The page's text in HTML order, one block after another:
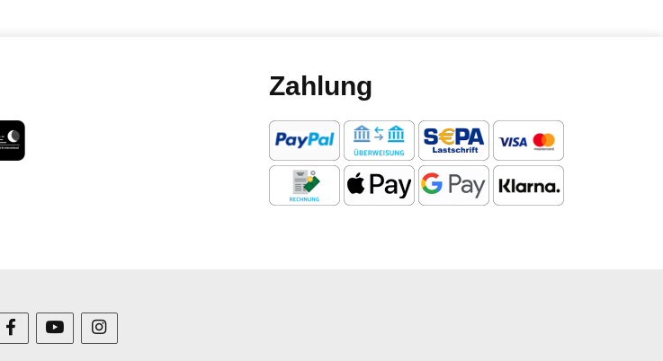
Zahlung